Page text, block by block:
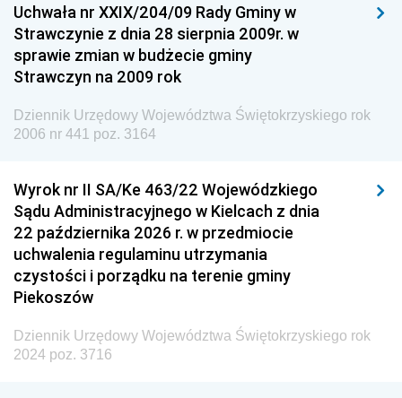
Dziennik Urzędowy Ministra Przemysłu
Dziennik Urzędowy Ministra Finansów i Gospodarki
Dziennik Urzędowy Ministra do Spraw Unii
Dziennik Urzędowy Agencji Wywiadu
Uchwała nr XXIX/204/09 Rady Gminy w
Strawczynie z dnia 28 sierpnia 2009r. w
sprawie zmian w budżecie gminy
Strawczyn na 2009 rok
Dziennik Urzędowy Województwa Świętokrzyskiego rok
2006 nr 441 poz. 3164
Wyrok nr II SA/Ke 463/22 Wojewódzkiego
Sądu Administracyjnego w Kielcach z dnia
22 października 2026 r. w przedmiocie
uchwalenia regulaminu utrzymania
czystości i porządku na terenie gminy
Piekoszów
Dziennik Urzędowy Województwa Świętokrzyskiego rok
2024 poz. 3716